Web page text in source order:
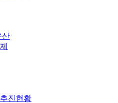
산
진현황